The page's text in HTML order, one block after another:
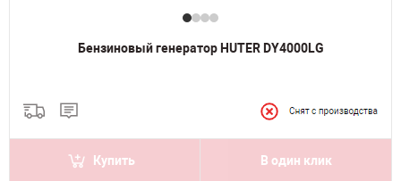
Бензиновый генератор HUTER DY4000LG
Купить В один клик